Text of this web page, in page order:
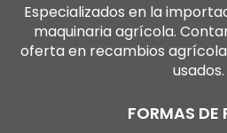
Especializados en la
maquinaria agrícola.
oferta en recambios
usados.
FORMAS DE